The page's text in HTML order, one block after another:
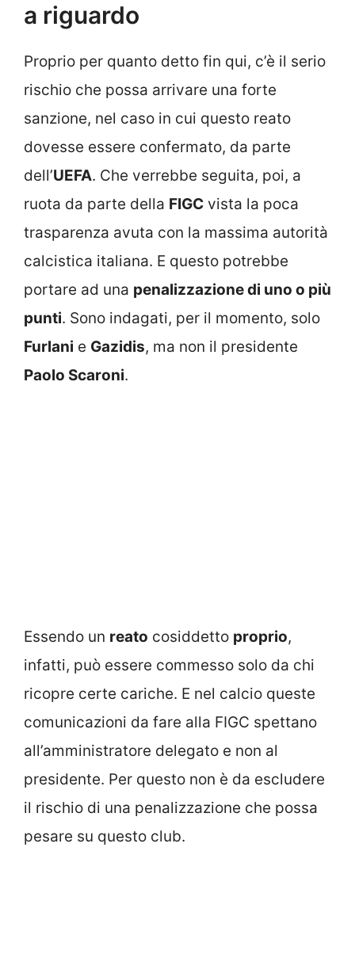
a riguardo
Proprio per quanto detto fin qui, c’è il serio
rischio che possa arrivare una forte
sanzione, nel caso in cui questo reato
dovesse essere confermato, da parte
dell’UEFA. Che verrebbe seguita, poi, a
ruota da parte della FIGC vista la poca
trasparenza avuta con la massima autorità
calcistica italiana. E questo potrebbe
portare ad una penalizzazione di uno o più
punti. Sono indagati, per il momento, solo
Furlani e Gazidis, ma non il presidente
Paolo Scaroni.
Essendo un reato cosiddetto proprio,
infatti, può essere commesso solo da chi
ricopre certe cariche. E nel calcio queste
comunicazioni da fare alla FIGC spettano
all’amministratore delegato e non al
presidente. Per questo non è da escludere
il rischio di una penalizzazione che possa
pesare su questo club.